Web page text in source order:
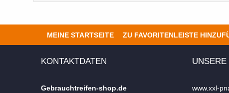
MEINE STARTSEITE ZU FAVORITENLEISTE
KONTAKTDATEN
Gebrauchtreifen-shop.de
UNSERE
www.xxl-